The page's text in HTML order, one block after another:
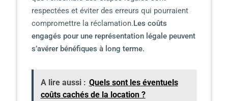
respectées et éviter des erreurs qui pourraient
compromettre la réclamation. Les coûts
engagés pour une représentation légale peuvent
s’avérer bénéfiques à long terme.
A lire aussi : Quels sont les éventuels
coûts cachés de la location ?